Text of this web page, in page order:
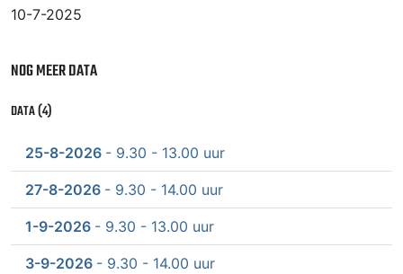
10-7-2025
NOG MEER DATA
DATA (4)
25-8-2026 - 9.30 - 13.00 uur
27-8-2026 - 9.30 - 14.00 uur
1-9-2026 - 9.30 - 13.00 uur
3-9-2026 - 9.30 - 14.00 uur